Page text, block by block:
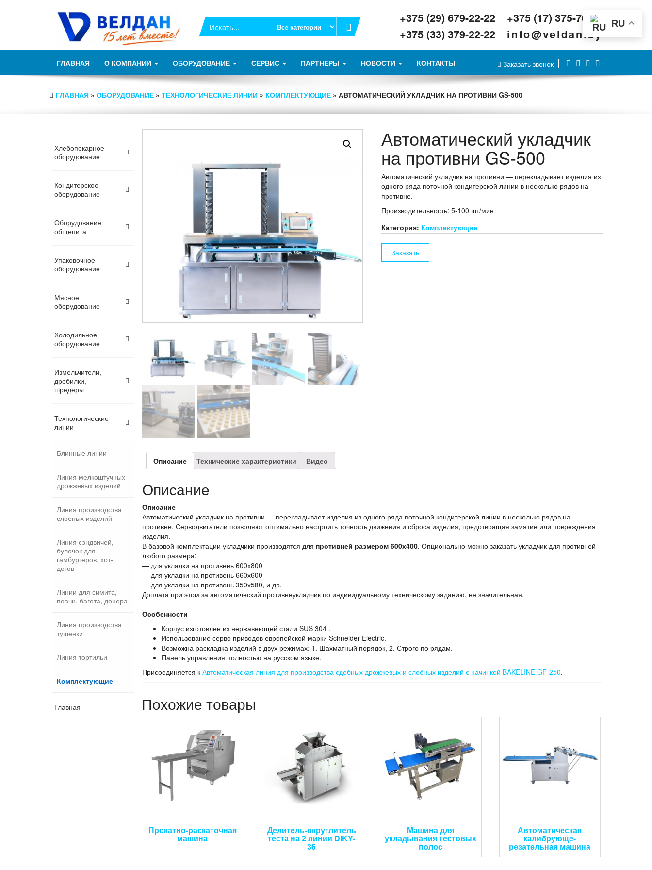
+375 (29) 679-22-22
+375 (17) 375-70-70
+375 (33) 379-22-22
info@veldan.by
ГЛАВНАЯ О КОМПАНИИ ОБОРУДОВАНИЕ СЕРВИС ПАРТНЕРЫ НОВОСТИ КОНТАКТЫ Заказать звонок
ГЛАВНАЯ » ОБОРУДОВАНИЕ » ТЕХНОЛОГИЧЕСКИЕ ЛИНИИ » КОМПЛЕКТУЮЩИЕ » АВТОМАТИЧЕСКИЙ УКЛАДЧИК НА ПРОТИВНИ GS-500
Хлебопекарное
оборудование
Кондитерское
оборудование
Оборудование
общепита
Упаковочное
оборудование
Мясное
оборудование
Холодильное
оборудование
Измельчители,
дробилки,
шредеры
Технологические
линии
Блинные линии
Линия мелкоштучных
дрожжевых изделий
Линия производства
слоеных изделий
Линия сэндвичей,
булочек для
гамбургеров, хот-
догов
Линии для симита,
поачи, багета, донера
Линия производства
тушенки
Линия тортильи
Комплектующие
Главная
Автоматический укладчик
на противни GS-500
Автоматический укладчик на противни — перекладывает изделия из
одного ряда поточной кондитерской линии в несколько рядов на
противне.
Производительность: 5-100 шт/мин
Категория: Комплектующие
Заказать
Описание Технические характеристики Видео
Описание
Описание
Автоматический укладчик на противни — перекладывает изделия из одного ряда поточной кондитерской линии в несколько рядов на
противне. Серводвигатели позволяют оптимально настроить точность движения и сброса изделия, предотвращая замятие или повреждения
изделия.
В базовой комплектации укладчики производятся для противней размером 600х400. Опционально можно заказать укладчик для противней
любого размера:
— для укладки на противень 600х800
— для укладки на противень 660х600
— для укладки на противень 350х580, и др.
Доплата при этом за автоматический противнеукладчик по индивидуальному техническому заданию, не значительная.
Особенности
Корпус изготовлен из нержавеющей стали SUS 304 .
Использование серво приводов европейской марки Schneider Electric.
Возможна раскладка изделий в двух режимах: 1. Шахматный порядок, 2. Строго по рядам.
Панель управления полностью на русском языке.
Присоединяется к Автоматическая линия для производства сдобных дрожжевых и слоёных изделий с начинкой BAKELINE GF-250.
Похожие товары
Прокатно-раскаточная
машина
Делитель-округлитель
теста на 2 линии DIKY-
36
Машина для
укладывания тестовых
полос
Автоматическая
калибрующе-
резательная машина
RU